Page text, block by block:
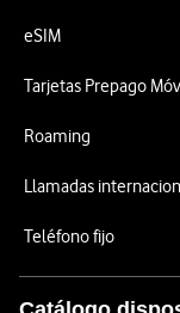
eSIM
Tarjetas Prepago
Roaming
Llamadas
Teléfono fijo